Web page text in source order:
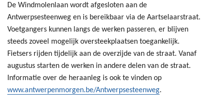
De Windmolenlaan wordt afgesloten aan de
Antwerpsesteenweg en is bereikbaar via de Aartselaarstraat.
Voetgangers kunnen langs de werken passeren, er blijven
steeds zoveel mogelijk oversteekplaatsen toegankelijk.
Fietsers rijden tijdelijk aan de overzijde van de straat. Vanaf
augustus starten de werken in andere delen van de straat.
Informatie over de heraanleg is ook te vinden op
www.antwerpenmorgen.be/Antwerpsesteenweg.